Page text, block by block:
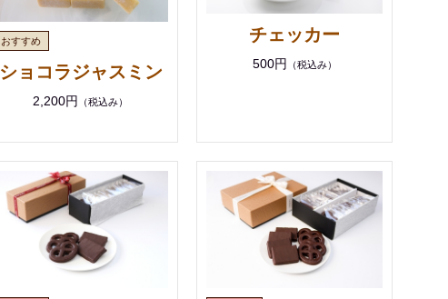
ショコラジャスミン
2,200円 （税込み）
チェッカー
500円 （税込み）